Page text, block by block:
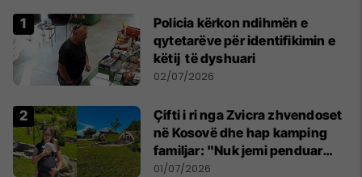
Policia kërkon ndihmën e
qytetarëve për identifikimin e
këtij të dyshuari
02/07/2026
Çifti i ri nga Zvicra zhvendoset
në Kosovë dhe hap kamping
familjar: "Nuk jemi penduar
asnjë ditë"
01/07/2026